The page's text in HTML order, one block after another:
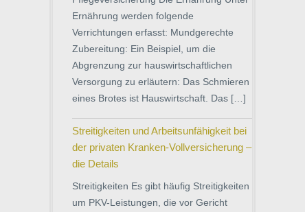
Ernährung werden folgende
Verrichtungen erfasst: Mundgerechte
Zubereitung: Ein Beispiel, um die
Abgrenzung zur hauswirtschaftlichen
Versorgung zu erläutern: Das Schmieren
eines Brotes ist Hauswirtschaft. Das […]
Streitigkeiten und Arbeitsunfähigkeit bei
der privaten Kranken-Vollversicherung –
die Details
Streitigkeiten Es gibt häufig Streitigkeiten
um PKV-Leistungen, die vor Gericht